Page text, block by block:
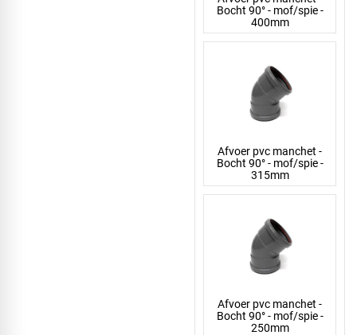
Bocht 90° - mof/spie -
400mm
Afvoer pvc manchet -
Bocht 90° - mof/spie -
315mm
Afvoer pvc manchet -
Bocht 90° - mof/spie -
250mm